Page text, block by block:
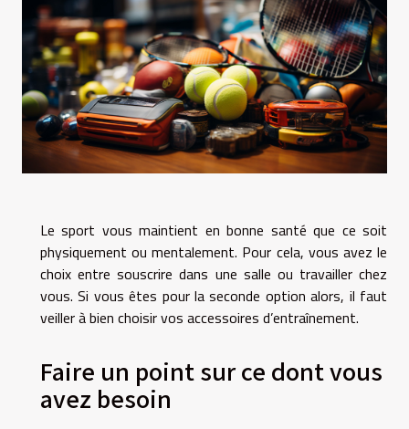
Le sport vous maintient en bonne santé que ce soit
physiquement ou mentalement. Pour cela, vous avez le
choix entre souscrire dans une salle ou travailler chez
vous. Si vous êtes pour la seconde option alors, il faut
veiller à bien choisir vos accessoires d’entraînement.
Faire un point sur ce dont vous
avez besoin